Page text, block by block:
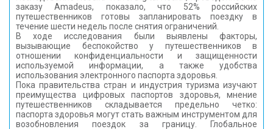
КОНТАКТЫ
заказу Amadeus, показало, что 52% российских
путешественников готовы запланировать поездку в
течение шести недель после снятия ограничений.
В ходе исследования были выявлены факторы,
вызывающие беспокойство у путешественников в
отношении конфиденциальности и защищенности
используемой информации, а также удобства
использования электронного паспорта здоровья.
Пока правительства стран и индустрия туризма изучают
преимущества цифровых паспортов здоровья, мнение
путешественников складывается предельно четко:
паспорта здоровья могут стать важным инструментом для
возобновления поездок за границу. Глобальное